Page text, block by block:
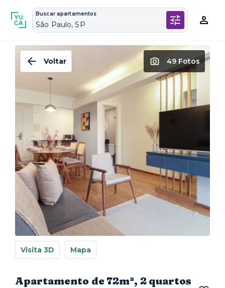
Buscar apartamentos
São Paulo, SP
Voltar 49 Fotos
Visita 3D Mapa
Apartamento de 72m², 2 quartos